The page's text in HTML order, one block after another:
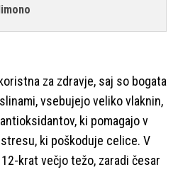
za zdravje, saj so bogata
vsebujejo veliko vlaknin,
ki pomagajo v
ki poškoduje celice. V
krat večjo težo, zaradi česar